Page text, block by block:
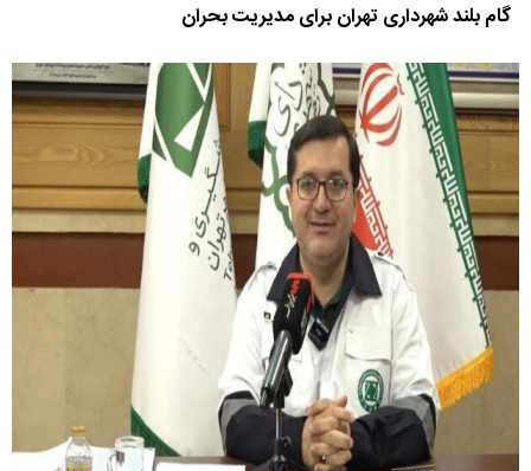
گام بلند شهرداری تهران برای مدیریت بحران